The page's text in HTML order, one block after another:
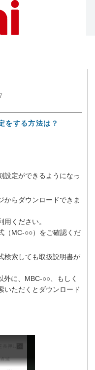
をする方法は？
設定ができるようになっ
からダウンロードできま
用ください。
（MC-○○）をご確認くだ
検索しても取扱説明書が
外に、MBC-○○、もしく
いただくとダウンロード